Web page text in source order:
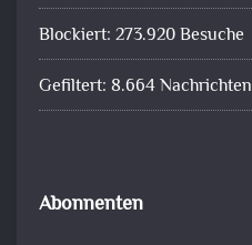
Blockiert: 273.920 Besuche
Gefiltert: 8.664 Nachrichten
Abonnenten